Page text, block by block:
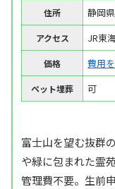
住所 静岡
アクセス JR東
価格 費用
ペット埋葬 可
富士山を望む抜群
や緑に包まれた霊
管理費不要。生前